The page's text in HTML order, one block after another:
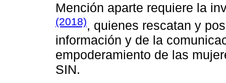
Mención aparte requiere la
(2018), quienes rescatan y
información y de la
empoderamiento de las
SIN.